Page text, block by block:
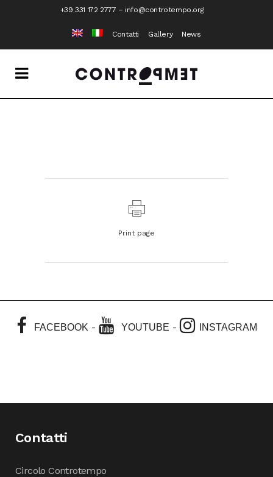
+39 331 172 2777 – info@controtempo.org
Contatti Gallery News
Print page
FACEBOOK - YOUTUBE - INSTAGRAM
Contatti
Circolo Controtempo